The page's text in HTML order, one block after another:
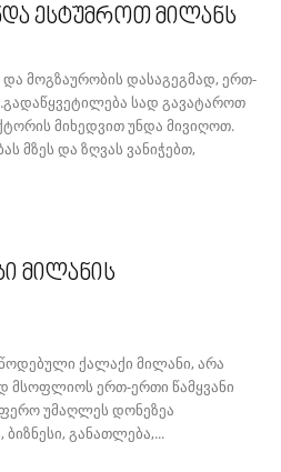
ესტუმროთ მილანს
მოგზაურობის დასაგეგმად, ერთ-
სად გავატაროთ
მიხედვით უნდა მივიღოთ.
მზეს და ზღვას ვანიჭებთ,
მილანის
ქალაქი მილანი, არა
მსოფლიოს ერთ-ერთი წამყვანი
უმაღლეს დონეზეა
განათლება,...